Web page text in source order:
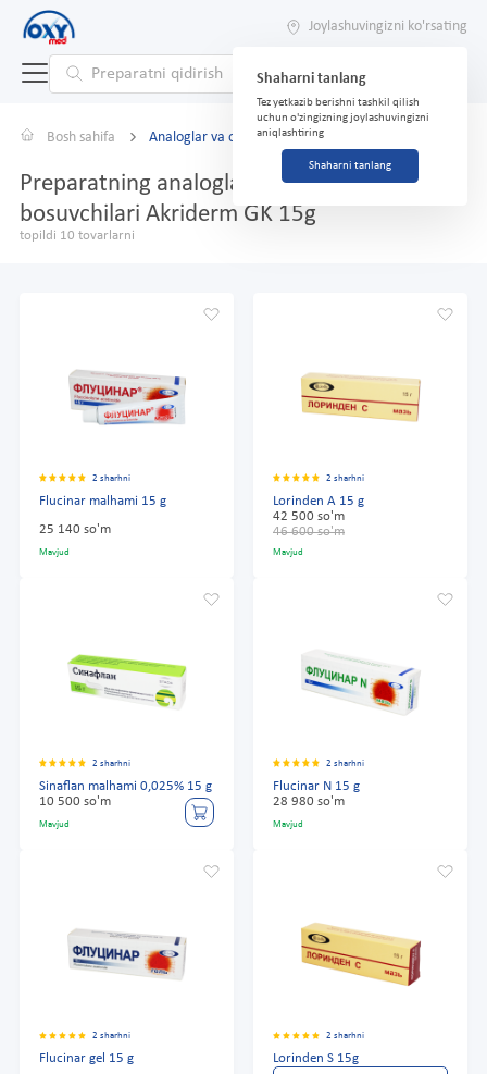
Joylashuvingizni ko'rsating
Shaharni tanlang
Tez yetkazib berishni tashkil qilish
uchun o'zingizning joylashuvingizni
aniqlashtiring
Shaharni tanlang
Bosh sahifa Analoglar va o'rnini bosuvchilar
Preparatning analoglari va o'rnini
bosuvchilari Akriderm GK 15g
topildi 10 tovarlarni
2 sharhni
Flucinar malhami 15 g
25 140 so'm
Mavjud
2 sharhni
Lorinden A 15 g
42 500 so'm
46 600 so'm
Mavjud
2 sharhni
Sinaflan malhami 0,025% 15 g
10 500 so'm
Mavjud
2 sharhni
Flucinar N 15 g
28 980 so'm
Mavjud
2 sharhni
Flucinar gel 15 g
2 sharhni
Lorinden S 15g